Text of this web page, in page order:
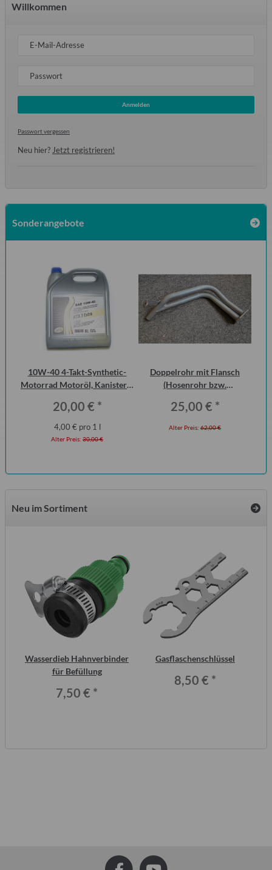
Willkommen
E-Mail-Adresse
Passwort
Anmelden
Passwort vergessen
Neu hier? Jetzt registrieren!
Sonderangebote
10W-40 4-Takt-Synthetic-
Motorrad Motoröl, Kanister 5
20,00 € *
4,00 € pro 1 l
Alter Preis: 30,00 €
Doppelrohr mit Flansch
(Hosenrohr bzw.
(ohne KAT)
25,00 € *
Alter Preis: 62,00 €
Neu im Sortiment
Wasserdieb Hahnverbinder
für Befüllung
7,50 € *
Gasflaschenschlüssel
8,50 € *